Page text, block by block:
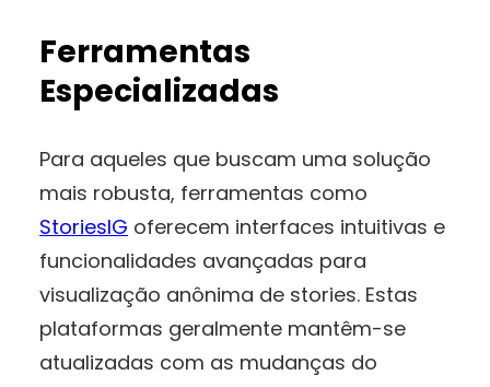
Ferramentas
Especializadas
Para aqueles que buscam uma solução
mais robusta, ferramentas como
StoriesIG oferecem interfaces intuitivas e
funcionalidades avançadas para
visualização anônima de stories. Estas
plataformas geralmente mantêm-se
atualizadas com as mudanças do